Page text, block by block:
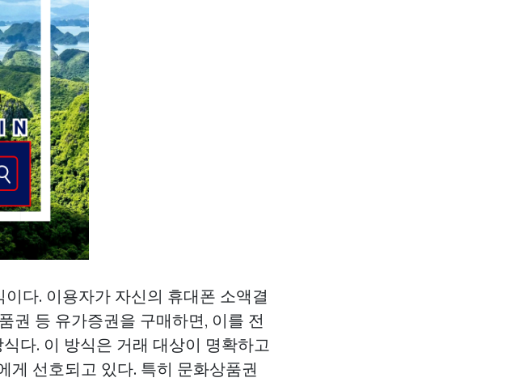
이다. 이용자가 자신의 휴대폰 소액결
권 등 유가증권을 구매하면, 이를 전
다. 이 방식은 거래 대상이 명확하고
게 선호되고 있다. 특히 문화상품권